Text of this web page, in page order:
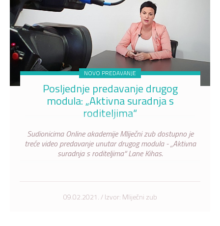
NOVO PREDAVANJE
Posljednje predavanje drugog
modula: „Aktivna suradnja s
roditeljima“
Sudionicima Online akademije Mliječni zub dostupno je
treće video predavanje unutar drugog modula - „Aktivna
suradnja s roditeljima“ Lane Kihas.
09.02.2021. / Izvor: Mliječni zub